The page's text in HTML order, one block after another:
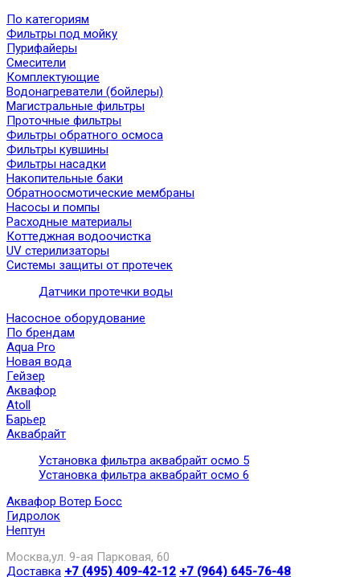
По категориям
Фильтры под мойку
Пурифайеры
Смесители
Комплектующие
Водонагреватели (бойлеры)
Магистральные фильтры
Проточные фильтры
Фильтры обратного осмоса
Фильтры кувшины
Фильтры насадки
Накопительные баки
Обратноосмотические мембраны
Насосы и помпы
Расходные материалы
Коттеджная водоочистка
UV стерилизаторы
Системы защиты от протечек
Датчики протечки воды
Насосное оборудование
По брендам
Aqua Pro
Новая вода
Гейзер
Аквафор
Atoll
Барьер
Аквабрайт
Установка фильтра аквабрайт осмо 5
Установка фильтра аквабрайт осмо 6
Аквафор Вотер Босс
Гидролок
Нептун
Москва,ул. 9-ая Парковая, 60
Доставка +7 (495) 409-42-12 +7 (964) 645-76-48